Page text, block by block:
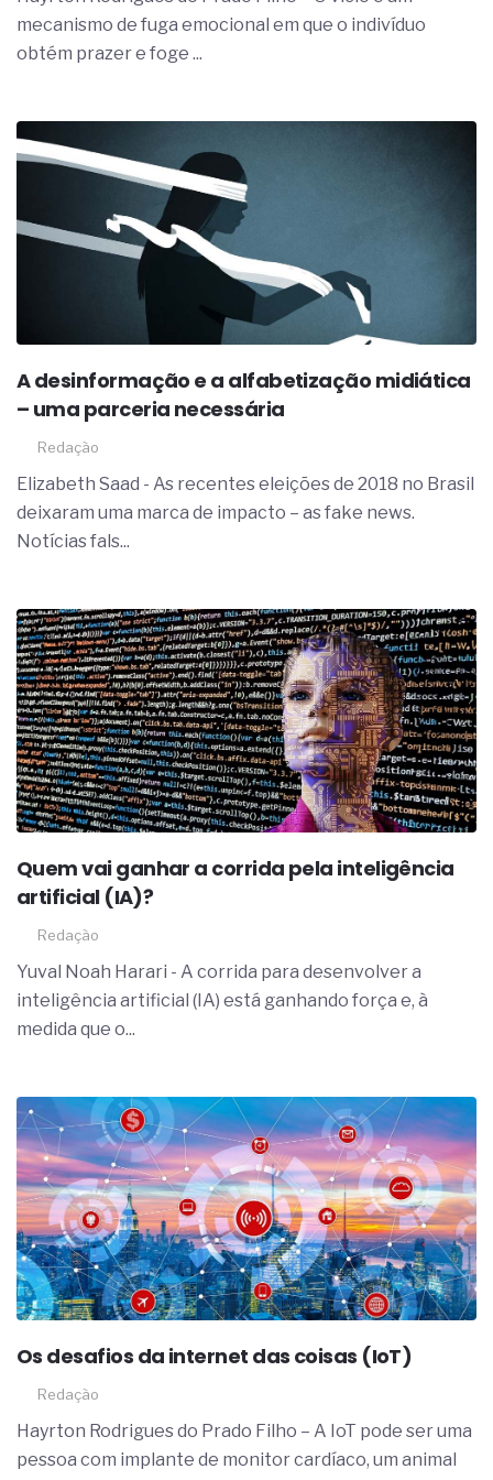
mecanismo de fuga emocional em que o indivíduo
obtém prazer e foge ...
A desinformação e a alfabetização midiática
– uma parceria necessária
Redação
Elizabeth Saad - As recentes eleições de 2018 no Brasil
deixaram uma marca de impacto – as fake news.
Notícias fals...
Quem vai ganhar a corrida pela inteligência
artificial (IA)?
Redação
Yuval Noah Harari - A corrida para desenvolver a
inteligência artificial (IA) está ganhando força e, à
medida que o...
Os desafios da internet das coisas (IoT)
Redação
Hayrton Rodrigues do Prado Filho – A IoT pode ser uma
pessoa com implante de monitor cardíaco, um animal